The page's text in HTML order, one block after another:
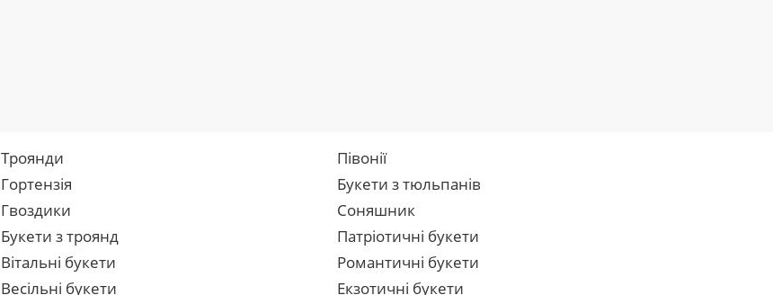
Троянди
Півонії
Гортензія
Букети з тюльпанів
Гвоздики
Соняшник
Букети з троянд
Патріотичні букети
Вітальні букети
Романтичні букети
Весільні букети
Екзотичні букети